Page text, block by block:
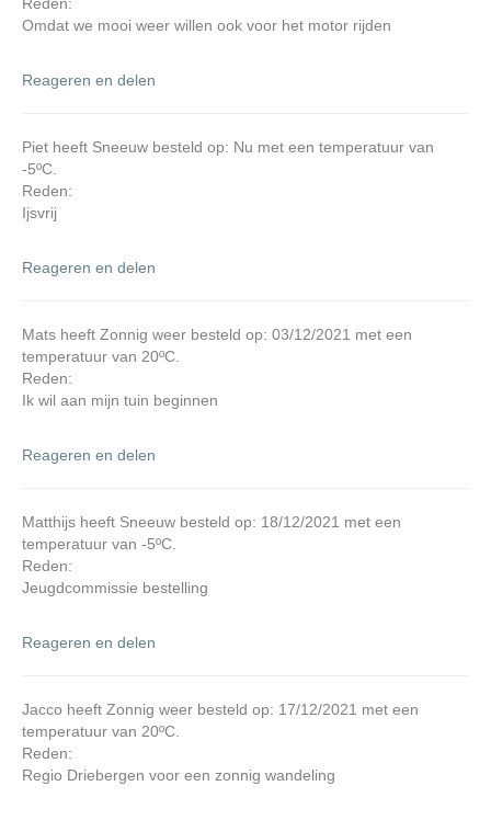
Reden:
Omdat we mooi weer willen ook voor het motor rijden
Reageren en delen
Piet heeft Sneeuw besteld op: Nu met een temperatuur van
-5ºC.
Reden:
Ijsvrij
Reageren en delen
Mats heeft Zonnig weer besteld op: 03/12/2021 met een
temperatuur van 20ºC.
Reden:
Ik wil aan mijn tuin beginnen
Reageren en delen
Matthijs heeft Sneeuw besteld op: 18/12/2021 met een
temperatuur van -5ºC.
Reden:
Jeugdcommissie bestelling
Reageren en delen
Jacco heeft Zonnig weer besteld op: 17/12/2021 met een
temperatuur van 20ºC.
Reden:
Regio Driebergen voor een zonnig wandeling